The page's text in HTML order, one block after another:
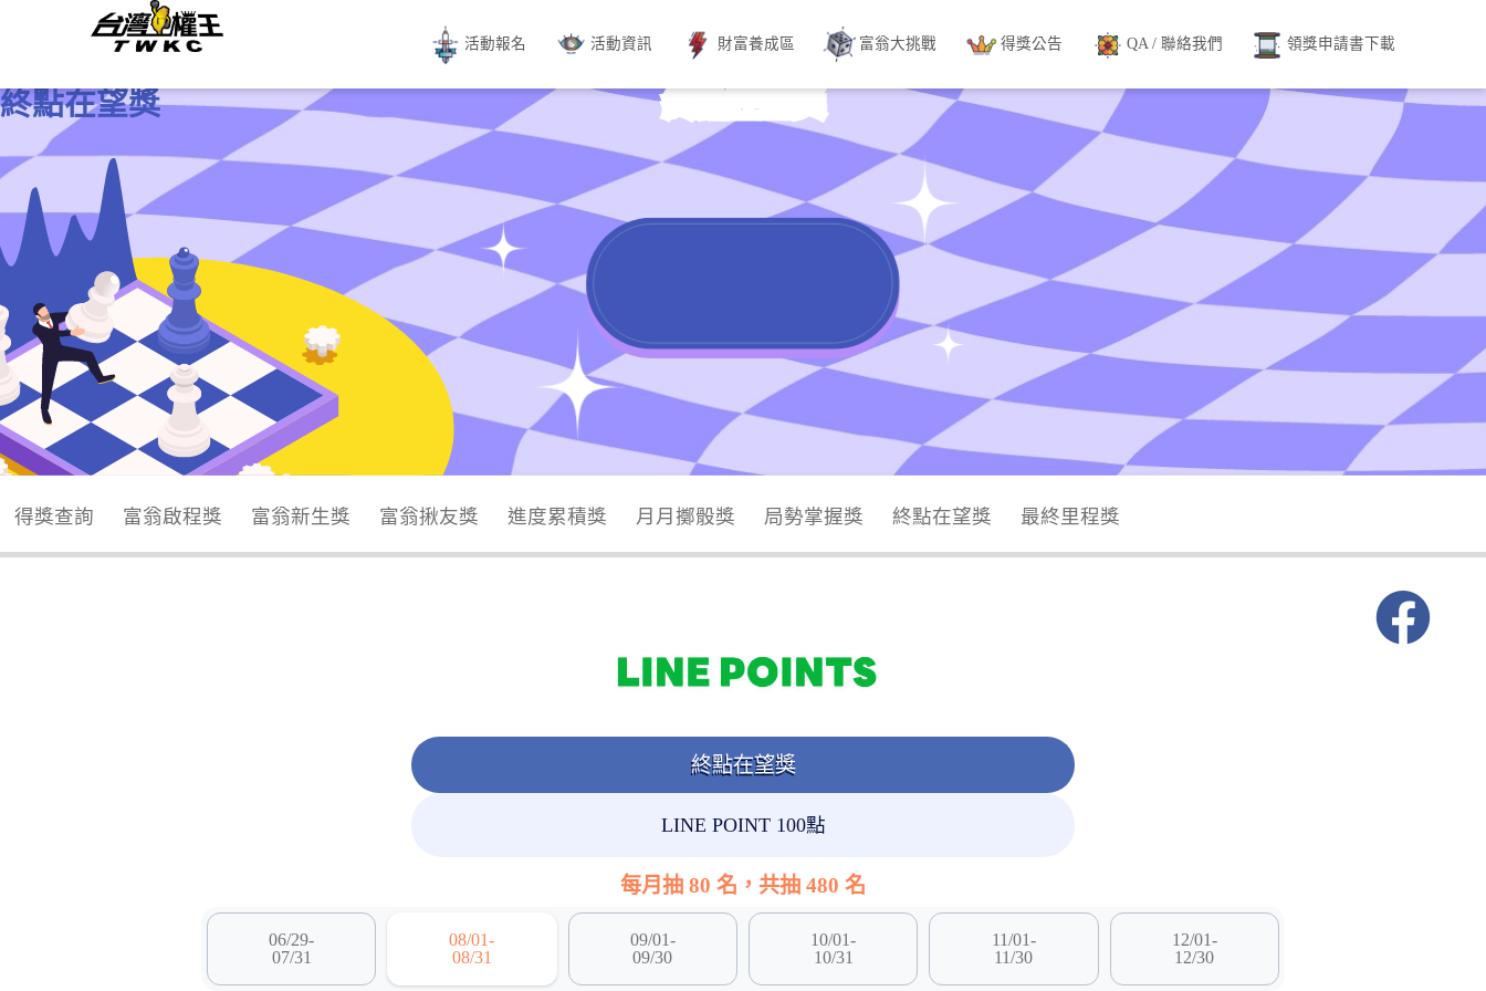
活動報名 活動資訊 財富養成區 富翁大挑戰 得獎公告 QA / 聯絡我們 領獎申請書下載
終點在望獎
終點在望獎
得獎查詢 富翁啟程獎 富翁新生獎 富翁揪友獎 進度累積獎 月月擲骰獎 局勢掌握獎 終點在望獎 最終里程獎
終點在望獎
LINE POINT 100點
每月抽 80 名，共抽 480 名
06/29-
07/31
08/01-
08/31
09/01-
09/30
10/01-
10/31
11/01-
11/30
12/01-
12/30